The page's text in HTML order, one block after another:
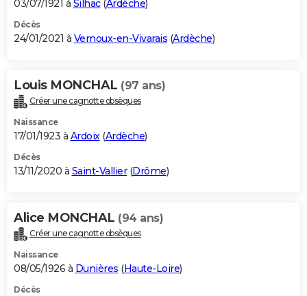
03/07/1921 à Silhac(Ardèche)
Décès
24/01/2021 à Vernoux-en-Vivarais (Ardèche)
Louis MONCHAL (97 ans)
Créer une cagnotte obsèques
Naissance
17/01/1923 à Ardoix(Ardèche)
Décès
13/11/2020 à Saint-Vallier(Drôme)
Alice MONCHAL (94 ans)
Créer une cagnotte obsèques
Naissance
08/05/1926 à Dunières (Haute-Loire)
Décès